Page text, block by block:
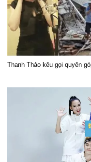
Thanh Thảo kêu gọi quyên